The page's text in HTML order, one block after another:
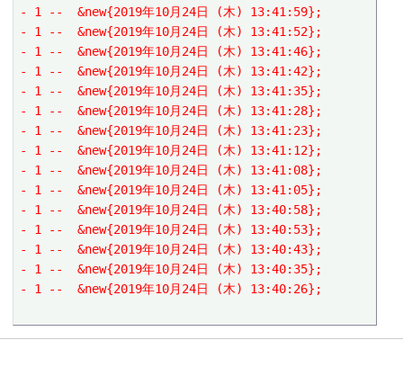
- 1 --  &new{2019年10月24日 (木) 13:41:59};
- 1 --  &new{2019年10月24日 (木) 13:41:52};
- 1 --  &new{2019年10月24日 (木) 13:41:46};
- 1 --  &new{2019年10月24日 (木) 13:41:42};
- 1 --  &new{2019年10月24日 (木) 13:41:35};
- 1 --  &new{2019年10月24日 (木) 13:41:28};
- 1 --  &new{2019年10月24日 (木) 13:41:23};
- 1 --  &new{2019年10月24日 (木) 13:41:12};
- 1 --  &new{2019年10月24日 (木) 13:41:08};
- 1 --  &new{2019年10月24日 (木) 13:41:05};
- 1 --  &new{2019年10月24日 (木) 13:40:58};
- 1 --  &new{2019年10月24日 (木) 13:40:53};
- 1 --  &new{2019年10月24日 (木) 13:40:43};
- 1 --  &new{2019年10月24日 (木) 13:40:35};
- 1 --  &new{2019年10月24日 (木) 13:40:26};